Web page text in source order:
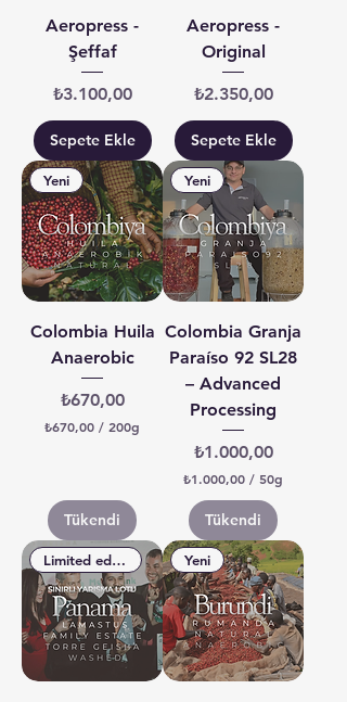
Aeropress -
Şeffaf
Fiyat
₺3.100,00
Sepete Ekle
Aeropress -
Original
Fiyat
₺2.350,00
Sepete Ekle
Yeni
Colombia Huila
Anaerobic
Fiyat
₺670,00
₺670,00 / 200g
a
m
b
a
ş
ı
n
a
6
Tükendi
Yeni
Colombia Granja
Paraíso 92 SL28
– Advanced
Processing
Fiyat
₺1.000,00
₺1.000,00 / 50g
G
r
a
m
b
a
ş
ı
n
a
Tükendi
Limited edition - 90+ Yeni